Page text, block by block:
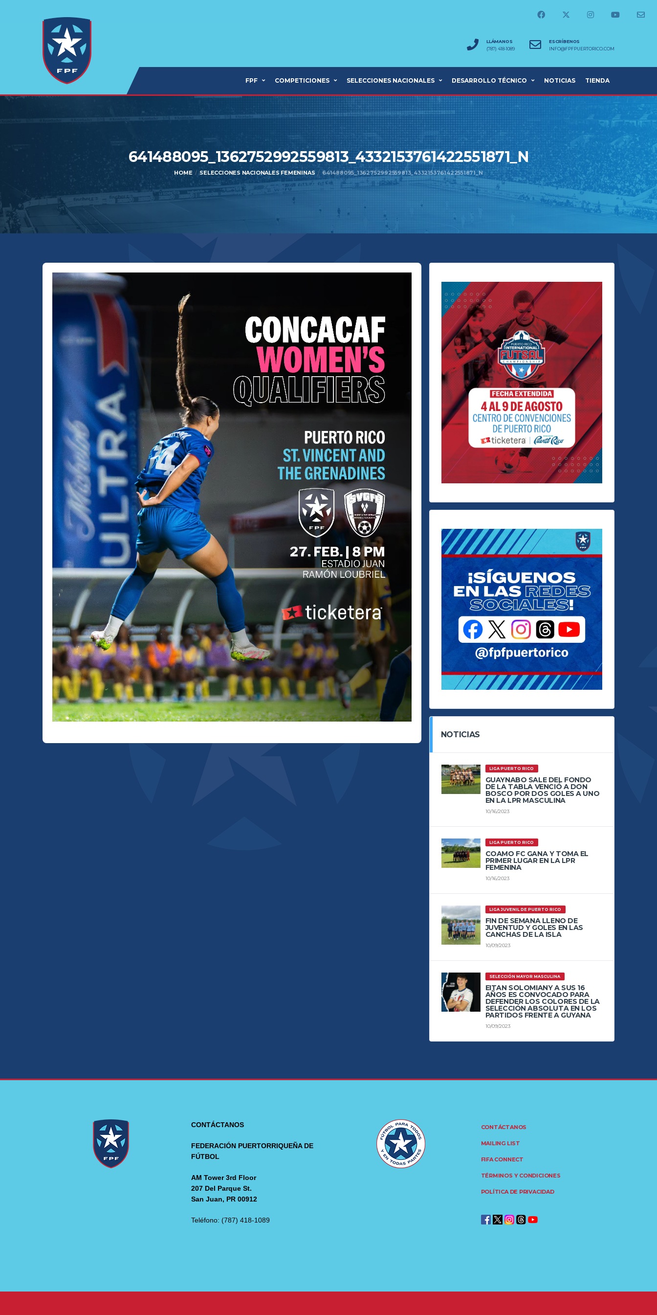
LLÁMANOS
(787) 418-1089
ESCRÍBENOS
INFO@FPFPUERTORICO.COM
FPF COMPETICIONES SELECCIONES NACIONALES DESARROLLO TÉCNICO NOTICIAS TIENDA
641488095_1362752992559813_4332153761422551871_N
HOME SELECCIONES NACIONALES FEMENINAS 641488095_1362752992559813_4332153761422551871_N
NOTICIAS
LIGA PUERTO RICO
GUAYNABO SALE DEL FONDO
DE LA TABLA VENCIÓ A DON
BOSCO POR DOS GOLES A UNO
EN LA LPR MASCULINA
10/16/2023
LIGA PUERTO RICO
COAMO FC GANA Y TOMA EL
PRIMER LUGAR EN LA LPR
FEMENINA
10/16/2023
LIGA JUVENIL DE PUERTO RICO
FIN DE SEMANA LLENO DE
JUVENTUD Y GOLES EN LAS
CANCHAS DE LA ISLA
10/09/2023
SELECCIÓN MAYOR MASCULINA
EITAN SOLOMIANY A SUS 16
AÑOS ES CONVOCADO PARA
DEFENDER LOS COLORES DE LA
SELECCIÓN ABSOLUTA EN LOS
PARTIDOS FRENTE A GUYANA
10/09/2023
CONTÁCTANOS
FEDERACIÓN PUERTORRIQUEÑA DE
FÚTBOL
AM Tower 3rd Floor
207 Del Parque St.
San Juan, PR 00912
Teléfono: (787) 418-1089
CONTÁCTANOS
MAILING LIST
FIFA CONNECT
TÉRMINOS Y CONDICIONES
POLÍTICA DE PRIVACIDAD